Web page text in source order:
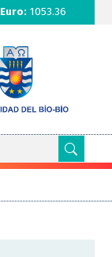
Euro: 1053.36